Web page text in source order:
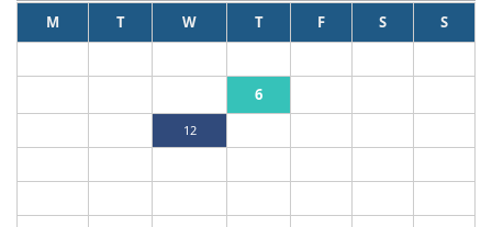
M T W T F S S
6
12